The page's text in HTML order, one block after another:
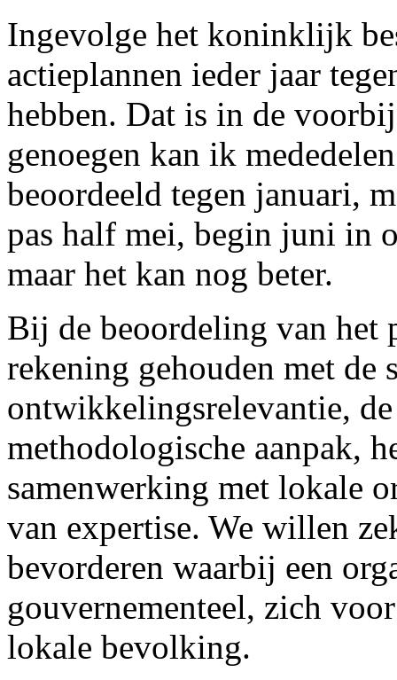
Ingevolge het koninklijk
actieplannen ieder jaar
hebben. Dat is in de
genoegen kan ik
beoordeeld tegen januari,
pas half mei, begin juni in
maar het kan nog beter.
Bij de beoordeling van het
rekening gehouden met de
ontwikkelingsrelevantie,
methodologische aanpak,
samenwerking met lokale
van expertise. We willen
bevorderen waarbij een
gouvernementeel, zich
lokale bevolking.